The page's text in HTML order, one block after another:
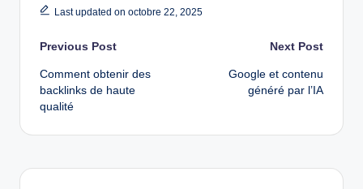
Last updated on octobre 22, 2025
Post
navigation
Previous Post
Comment obtenir des
backlinks de haute
qualité
Next Post
Google et contenu
généré par l’IA